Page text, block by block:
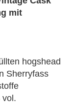
mit
hogshead
Sherryfass
vol.